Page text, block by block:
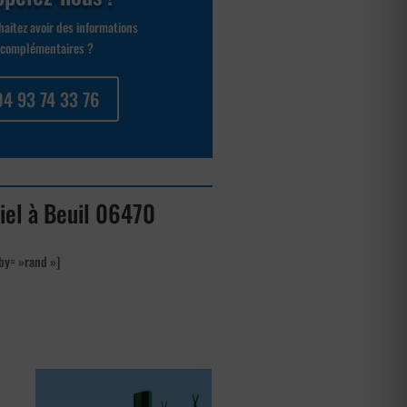
avoir des informations
complémentaires ?
93 74 33 76
à Beuil 06470
»rand »]